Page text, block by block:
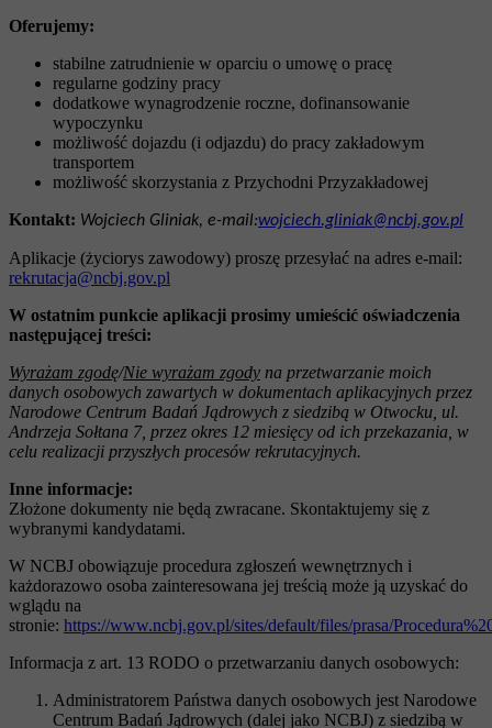
Oferujemy:
stabilne zatrudnienie w oparciu o umowę o pracę
regularne godziny pracy
dodatkowe wynagrodzenie roczne, dofinansowanie
wypoczynku
możliwość dojazdu (i odjazdu) do pracy zakładowym
transportem
możliwość skorzystania z Przychodni Przyzakładowej
Kontakt: Wojciech Gliniak, e-mail:wojciech.gliniak@ncbj.gov.pl
Aplikacje (życiorys zawodowy) proszę przesyłać na adres e-mail:
rekrutacja@ncbj.gov.pl
W ostatnim punkcie aplikacji prosimy umieścić oświadczenia
następującej treści:
Wyrażam zgodę/Nie wyrażam zgody na przetwarzanie moich
danych osobowych zawartych w dokumentach aplikacyjnych przez
Narodowe Centrum Badań Jądrowych z siedzibą w Otwocku, ul.
Andrzeja Sołtana 7, przez okres 12 miesięcy od ich przekazania, w
celu realizacji przyszłych procesów rekrutacyjnych.
Inne informacje:
Złożone dokumenty nie będą zwracane. Skontaktujemy się z
wybranymi kandydatami.
W NCBJ obowiązuje procedura zgłoszeń wewnętrznych i
każdorazowo osoba zainteresowana jej treścią może ją uzyskać do
wglądu na
stronie: https://www.ncbj.gov.pl/sites/default/files/prasa/
Informacja z art. 13 RODO o przetwarzaniu danych osobowych:
Administratorem Państwa danych osobowych jest Narodowe
Centrum Badań Jądrowych (dalej jako NCBJ) z siedzibą w